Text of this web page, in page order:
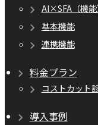
AI×SFA（機能
基本機能
連携機能
料金プラン
コストカット
導入事例